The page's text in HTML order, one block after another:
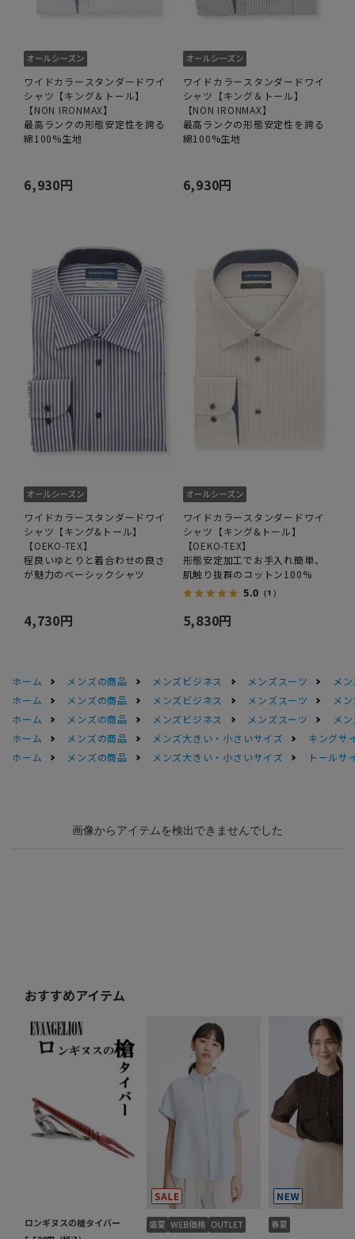
ワイドカラースタンダードワイ
シャツ【キング＆トール】
【NON IRONMAX】
最高ランクの形態安定性を誇る
綿100%生地
6,930円
ワイドカラースタンダードワイ
シャツ【キング＆トール】
【NON IRONMAX】
最高ランクの形態安定性を誇る
綿100%生地
6,930円
ワイドカラースタンダードワイ
シャツ【キング&トール】
【OEKO-TEX】
程良いゆとりと着合わせの良さ
が魅力のベーシックシャツ
4,730円
ワイドカラースタンダードワイ
シャツ【キング&トール】
【OEKO-TEX】
形態安定加工でお手入れ簡単、
肌触り抜群のコットン100%
5.0 （1）
5,830円
ホーム メンズの商品 メンズビジネス メンズスーツ
メ
ホーム
メンズの商品 メンズビジネス メンズスーツ
メ
ホーム
メンズの商品 メンズビジネス メンズスーツ
メ
ホーム
メンズの商品 メンズ大きい・小さいサイズ
キングサ
ホーム
メンズの商品 メンズ大きい・小さいサイズ トールサ